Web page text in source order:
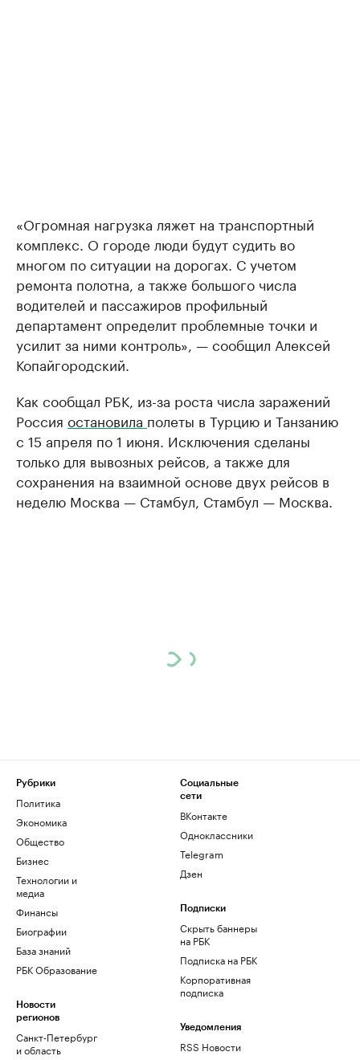
«Огромная нагрузка ляжет на транспортный
комплекс. О городе люди будут судить во
многом по ситуации на дорогах. С учетом
ремонта полотна, а также большого числа
водителей и пассажиров профильный
департамент определит проблемные точки и
усилит за ними контроль», — сообщил Алексей
Копайгородский.
Как сообщал РБК, из-за роста числа заражений
Россия остановила полеты в Турцию и Танзанию
с 15 апреля по 1 июня. Исключения сделаны
только для вывозных рейсов, а также для
сохранения на взаимной основе двух рейсов в
неделю Москва — Стамбул, Стамбул — Москва.
Рубрики
Политика
Экономика
Общество
Бизнес
Технологии и
медиа
Финансы
Биографии
База знаний
РБК Образование
Новости
регионов
Санкт-Петербург
и область
Социальные
сети
ВКонтакте
Одноклассники
Telegram
Дзен
Подписки
Скрыть баннеры
на РБК
Подписка на РБК
Корпоративная
подписка
Уведомления
RSS Новости